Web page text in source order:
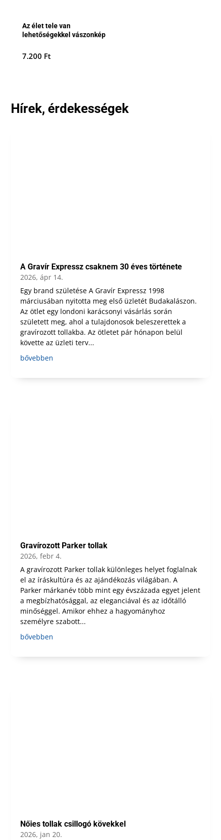
Az élet tele van
lehetőségekkel vászonkép
7.200 Ft
Hírek, érdekességek
A Gravír Expressz csaknem 30 éves története
2026, ápr 14.
Egy brand születése A Gravír Expressz 1998
márciusában nyitotta meg első üzletét Budakalászon.
Az ötlet egy londoni karácsonyi vásárlás során
született meg, ahol a tulajdonosok beleszerettek a
gravírozott tollakba. Az ötletet pár hónapon belül
követte az üzleti terv...
bővebben
Gravírozott Parker tollak
2026, febr 4.
A gravírozott Parker tollak különleges helyet foglalnak
el az íráskultúra és az ajándékozás világában. A
Parker márkanév több mint egy évszázada egyet jelent
a megbízhatósággal, az eleganciával és az időtálló
minőséggel. Amikor ehhez a hagyományhoz
személyre szabott...
bővebben
Nőies tollak csillogó kövekkel
2026, jan 20.